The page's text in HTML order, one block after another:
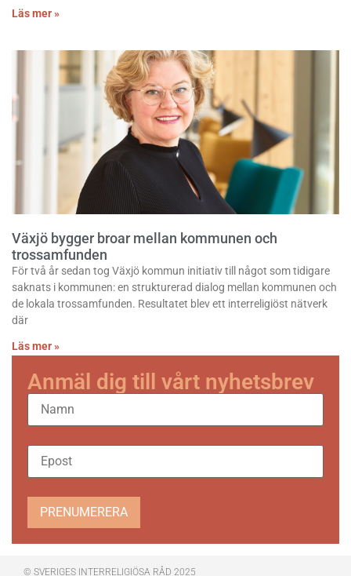
Läs mer »
Växjö bygger broar mellan kommunen och
trossamfunden
För två år sedan tog Växjö kommun initiativ till något som tidigare
saknats i kommunen: en strukturerad dialog mellan kommunen och
de lokala trossamfunden. Resultatet blev ett interreligiöst nätverk
där
Läs mer »
Anmäl dig till vårt nyhetsbrev
PRENUMERERA
© SVERIGES INTERRELIGIÖSA RÅD 2025